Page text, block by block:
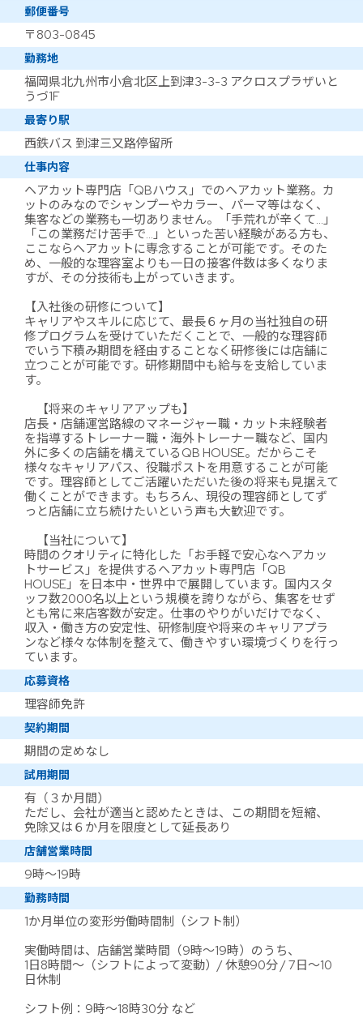
郵便番号
〒803-0845
勤務地
福岡県北九州市小倉北区上到津3-3-3 アクロスプラザいと
うづ1F
最寄り駅
西鉄バス 到津三又路停留所
仕事内容
ヘアカット専門店「QBハウス」でのヘアカット業務。カ
ットのみなのでシャンプーやカラー、パーマ等はなく、
集客などの業務も一切ありません。「手荒れが辛くて…」
「この業務だけ苦手で…」といった苦い経験がある方も、
ここならヘアカットに専念することが可能です。そのた
め、一般的な理容室よりも一日の接客件数は多くなりま
すが、その分技術も上がっていきます。
【入社後の研修について】
キャリアやスキルに応じて、最長６ヶ月の当社独自の研
修プログラムを受けていただくことで、一般的な理容師
でいう下積み期間を経由することなく研修後には店舗に
立つことが可能です。研修期間中も給与を支給していま
す。
【将来のキャリアアップも】
店長・店舗運営路線のマネージャー職・カット未経験者
を指導するトレーナー職・海外トレーナー職など、国内
外に多くの店舗を構えているQB HOUSE。だからこそ
様々なキャリアパス、役職ポストを用意することが可能
です。理容師としてご活躍いただいた後の将来も見据えて
働くことができます。もちろん、現役の理容師としてず
っと店舗に立ち続けたいという声も大歓迎です。
【当社について】
時間のクオリティに特化した「お手軽で安心なヘアカッ
トサービス」を提供するヘアカット専門店「QB
HOUSE」を日本中・世界中で展開しています。国内スタ
ッフ数2000名以上という規模を誇りながら、集客をせず
とも常に来店客数が安定。仕事のやりがいだけでなく、
収入・働き方の安定性、研修制度や将来のキャリアプラ
ンなど様々な体制を整えて、働きやすい環境づくりを行っ
ています。
応募資格
理容師免許
契約期間
期間の定めなし
試用期間
有（３か月間）
ただし、会社が適当と認めたときは、この期間を短縮、
免除又は６か月を限度として延長あり
店舗営業時間
9時～19時
勤務時間
1か月単位の変形労働時間制（シフト制）
実働時間は、店舗営業時間（9時～19時）のうち、
1日8時間～（シフトによって変動）/ 休憩90分 / 7日～10
日休制
シフト例：9時～18時30分 など